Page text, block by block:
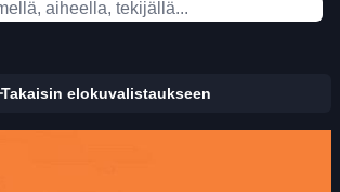
Takaisin elokuvalistaukseen